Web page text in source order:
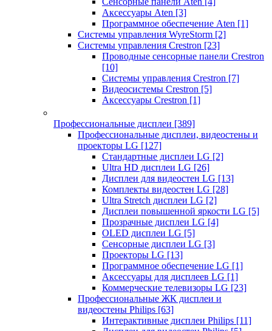
Аксессуары Aten [3]
Программное обеспечение Aten [1]
Системы управления WyreStorm [2]
Системы управления Crestron [23]
Проводные сенсорные панели Crestron
[10]
Системы управления Crestron [7]
Видеосистемы Crestron [5]
Аксессуары Crestron [1]
Профессиональные дисплеи [389]
Профессиональные дисплеи, видеостены и
проекторы LG [127]
Стандартные дисплеи LG [2]
Ultra HD дисплеи LG [26]
Дисплеи для видеостен LG [13]
Комплекты видеостен LG [28]
Ultra Stretch дисплеи LG [2]
Дисплеи повышенной яркости LG [5]
Прозрачные дисплеи LG [4]
OLED дисплеи LG [5]
Сенсорные дисплеи LG [3]
Проекторы LG [13]
Программное обеспечение LG [1]
Аксессуары для дисплеев LG [1]
Коммерческие телевизоры LG [23]
Профессиональные ЖК дисплеи и
видеостены Philips [63]
Интерактивные дисплеи Philips [11]